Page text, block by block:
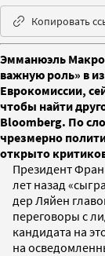
Копировать
Эмманюэль
важную роль» в
Еврокомиссии,
чтобы найти
Bloomberg. По
чрезмерно
открыто
Президент
лет назад
дер Ляйен
переговоры с
кандидата на
на